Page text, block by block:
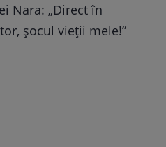
Nara: „Direct în
șocul vieții mele!”